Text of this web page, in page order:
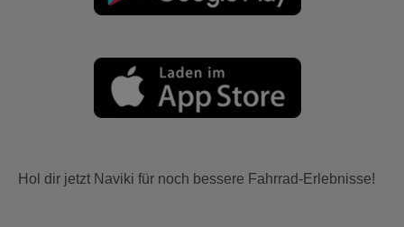
Hol dir jetzt Naviki für noch bessere Fahrrad-Erlebnisse!